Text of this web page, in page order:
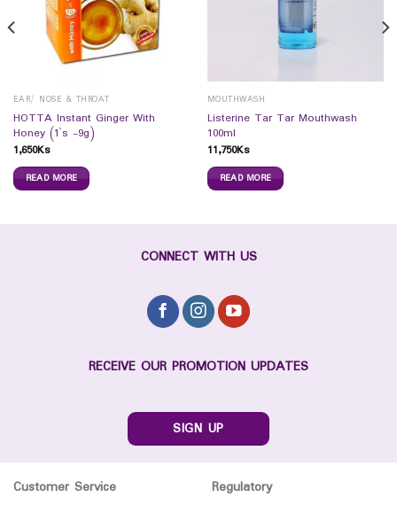
EAR/ NOSE & THROAT
HOTTA Instant Ginger With
Honey (1`s -9g)
1,650Ks
READ MORE
MOUTHWASH
Listerine Tar Tar Mouthwash
100ml
11,750Ks
READ MORE
CONNECT WITH US
RECEIVE OUR PROMOTION UPDATES
SIGN UP
Customer Service
Regulatory